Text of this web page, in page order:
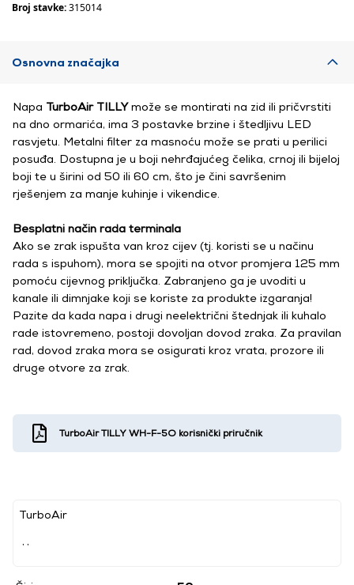
Broj stavke:315014
Osnovna značajka
TurboAir
Napa TurboAir TILLYmože se montirati na zid ili pričvrstiti
na dno ormarića, ima 3 postavke brzine i štedljivu LED
rasvjetu. Metalni filter za masnoću može se prati u perilici
posuđa. Dostupna je u boji nehrđajućeg čelika, crnoj ili bijeloj
boji te u širini od 50 ili 60 cm, što je čini savršenim
rješenjem za manje kuhinje i vikendice.
Besplatni način rada terminala
Ako se zrak ispušta van kroz cijev (tj. koristi se u načinu
rada s ispuhom), mora se spojiti na otvor promjera 125 mm
pomoću cijevnog priključka. Zabranjeno ga je uvoditi u
kanale ili dimnjake koji se koriste za produkte izgaranja!
Pazite da kada napa i drugi neelektrični štednjak ili kuhalo
rade istovremeno, postoji dovoljan dovod zraka. Za pravilan
rad, dovod zraka mora se osigurati kroz vrata, prozore ili
druge otvore za zrak.
TurboAir TILLY WH-F-5O korisnički priručnik